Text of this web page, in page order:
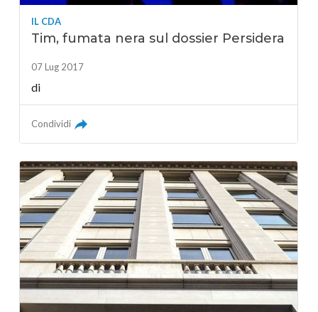
IL CDA
Tim, fumata nera sul dossier Persidera
07 Lug 2017
di
Condividi